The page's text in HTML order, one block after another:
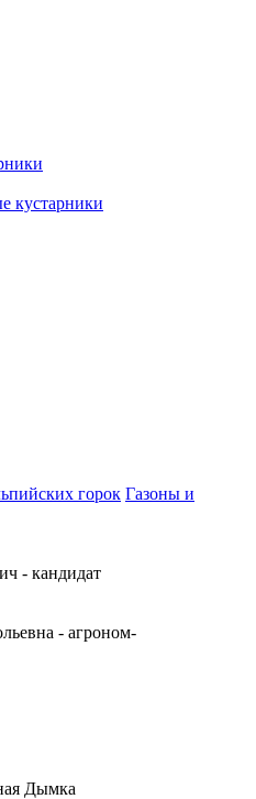
кустарники
горок Газоны и
- кандидат
- агроном-
Дымка